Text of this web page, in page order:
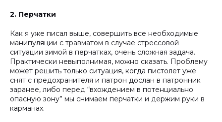
2. Перчатки
Как я уже писал выше, совершить все необходимые
манипуляции с травматом в случае стрессовой
ситуации зимой в перчатках, очень сложная задача.
Практически невыполнимая, можно сказать. Проблему
может решить только ситуация, когда пистолет уже
снят с предохранителя и патрон дослан в патронник
заранее, либо перед “вхождением в потенциально
опасную зону” мы снимаем перчатки и держим руки в
карманах.